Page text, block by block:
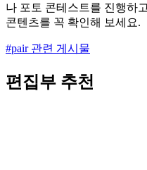
나 포토 콘테스트를 진행하
콘텐츠를 꼭 확인해 보세요.
#pair 관련 게시물
편집부 추천